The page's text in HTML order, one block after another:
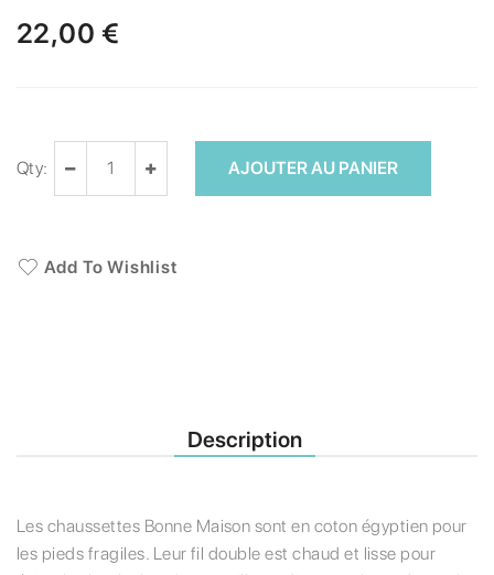
22,00 €
Qty: AJOUTER AU PANIER
Add To Wishlist
Description
Les chaussettes Bonne Maison sont en coton égyptien pour
les pieds fragiles. Leur fil double est chaud et lisse pour